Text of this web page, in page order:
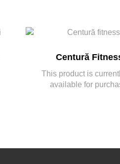
Centură
This product is
available for